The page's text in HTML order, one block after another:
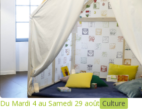
Du Mardi 4 au Samedi 29 août Culture